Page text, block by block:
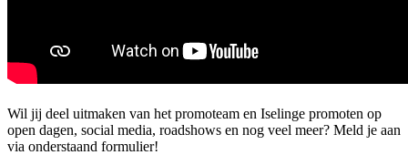
Wil jij deel uitmaken van het promoteam en Iselinge promoten op
open dagen, social media, roadshows en nog veel meer? Meld je aan
via onderstaand formulier!